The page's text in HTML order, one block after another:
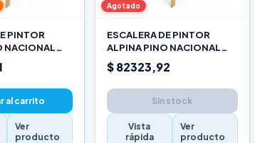
PINTOR
NACIONAL
al carrito
Ver
producto
Agotado
ESCALERA DE PINTOR
ALPINA PINO NACIONAL
2,10M PRO
$ 82323,92
Sin stock
Vista
rápida
Ver
producto